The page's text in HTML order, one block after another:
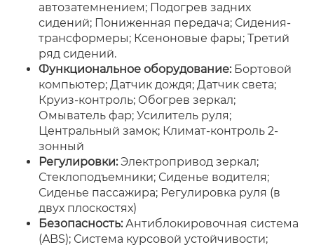
автозатемнением; Подогрев задних
сидений; Пониженная передача; Сидения-
трансформеры; Ксеноновые фары; Третий
ряд сидений.
Функциональное оборудование:Бортовой
компьютер; Датчик дождя; Датчик света;
Круиз-контроль; Обогрев зеркал;
Омыватель фар; Усилитель руля;
Центральный замок; Климат-контроль 2-
зонный
Регулировки:Электропривод зеркал;
Стеклоподъемники; Сиденье водителя;
Сиденье пассажира; Регулировка руля (в
двух плоскостях)
Безопасность:Антиблокировочная система
(ABS); Система курсовой устойчивости;